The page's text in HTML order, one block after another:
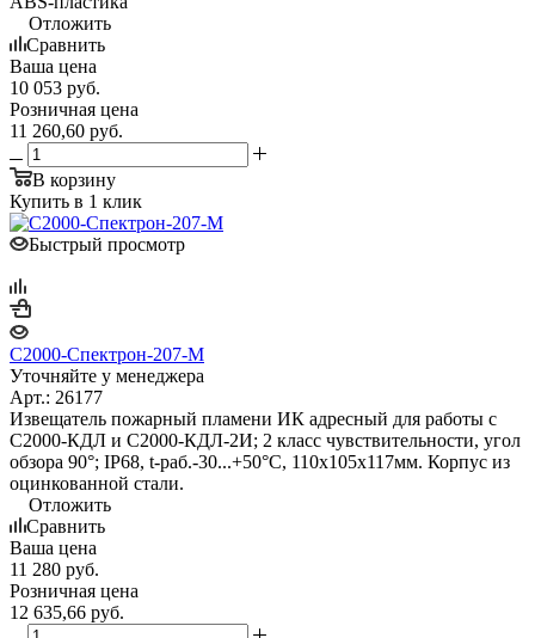
Отложить
Сравнить
Ваша цена
10 053 руб.
Розничная цена
11 260,60 руб.
В корзину
Купить в 1 клик
Быстрый просмотр
С2000-Спектрон-207-М
Уточняйте у менеджера
Арт.: 26177
Извещатель пожарный пламени ИК адресный для работы с
С2000-КДЛ и С2000-КДЛ-2И; 2 класс чувствительности, угол
обзора 90°; IP68, t-раб.-30...+50°С, 110х105х117мм. Корпус из
оцинкованной стали.
Отложить
Сравнить
Ваша цена
11 280 руб.
Розничная цена
12 635,66 руб.